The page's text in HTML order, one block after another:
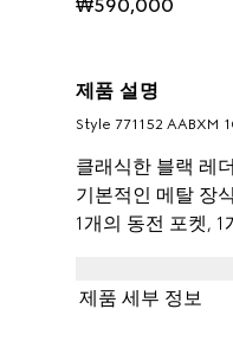
₩590,000
제품 설명
Style ‎771152 AABXM
클래식한 블랙 레
기본적인 메탈 장
1개의 동전 포켓,
제품 세부 정보